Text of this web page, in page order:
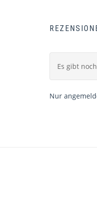
Es gibt
Nur